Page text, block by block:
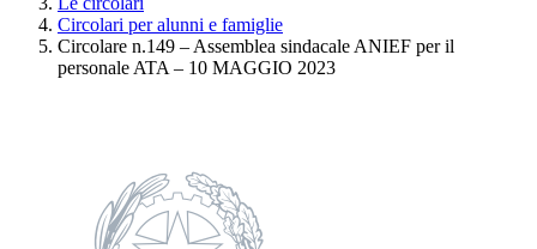
Circolari per alunni e famiglie
Circolare n.149 – Assemblea sindacale ANIEF per il
personale ATA – 10 MAGGIO 2023